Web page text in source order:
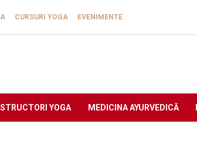
CURSURI YOGA EVENIMENTE
YOGA MEDICINA AYURVEDICĂ